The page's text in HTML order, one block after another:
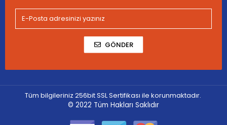
GÖNDER
Tüm bilgileriniz 256bit SSL Sertifikası ile korunmaktadır.
© 2022 Tüm Hakları Saklıdır